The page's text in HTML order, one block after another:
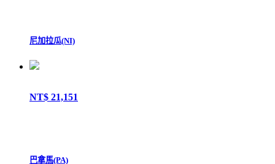
尼加拉瓜(NI)
NT$ 21,151
巴拿馬(PA)